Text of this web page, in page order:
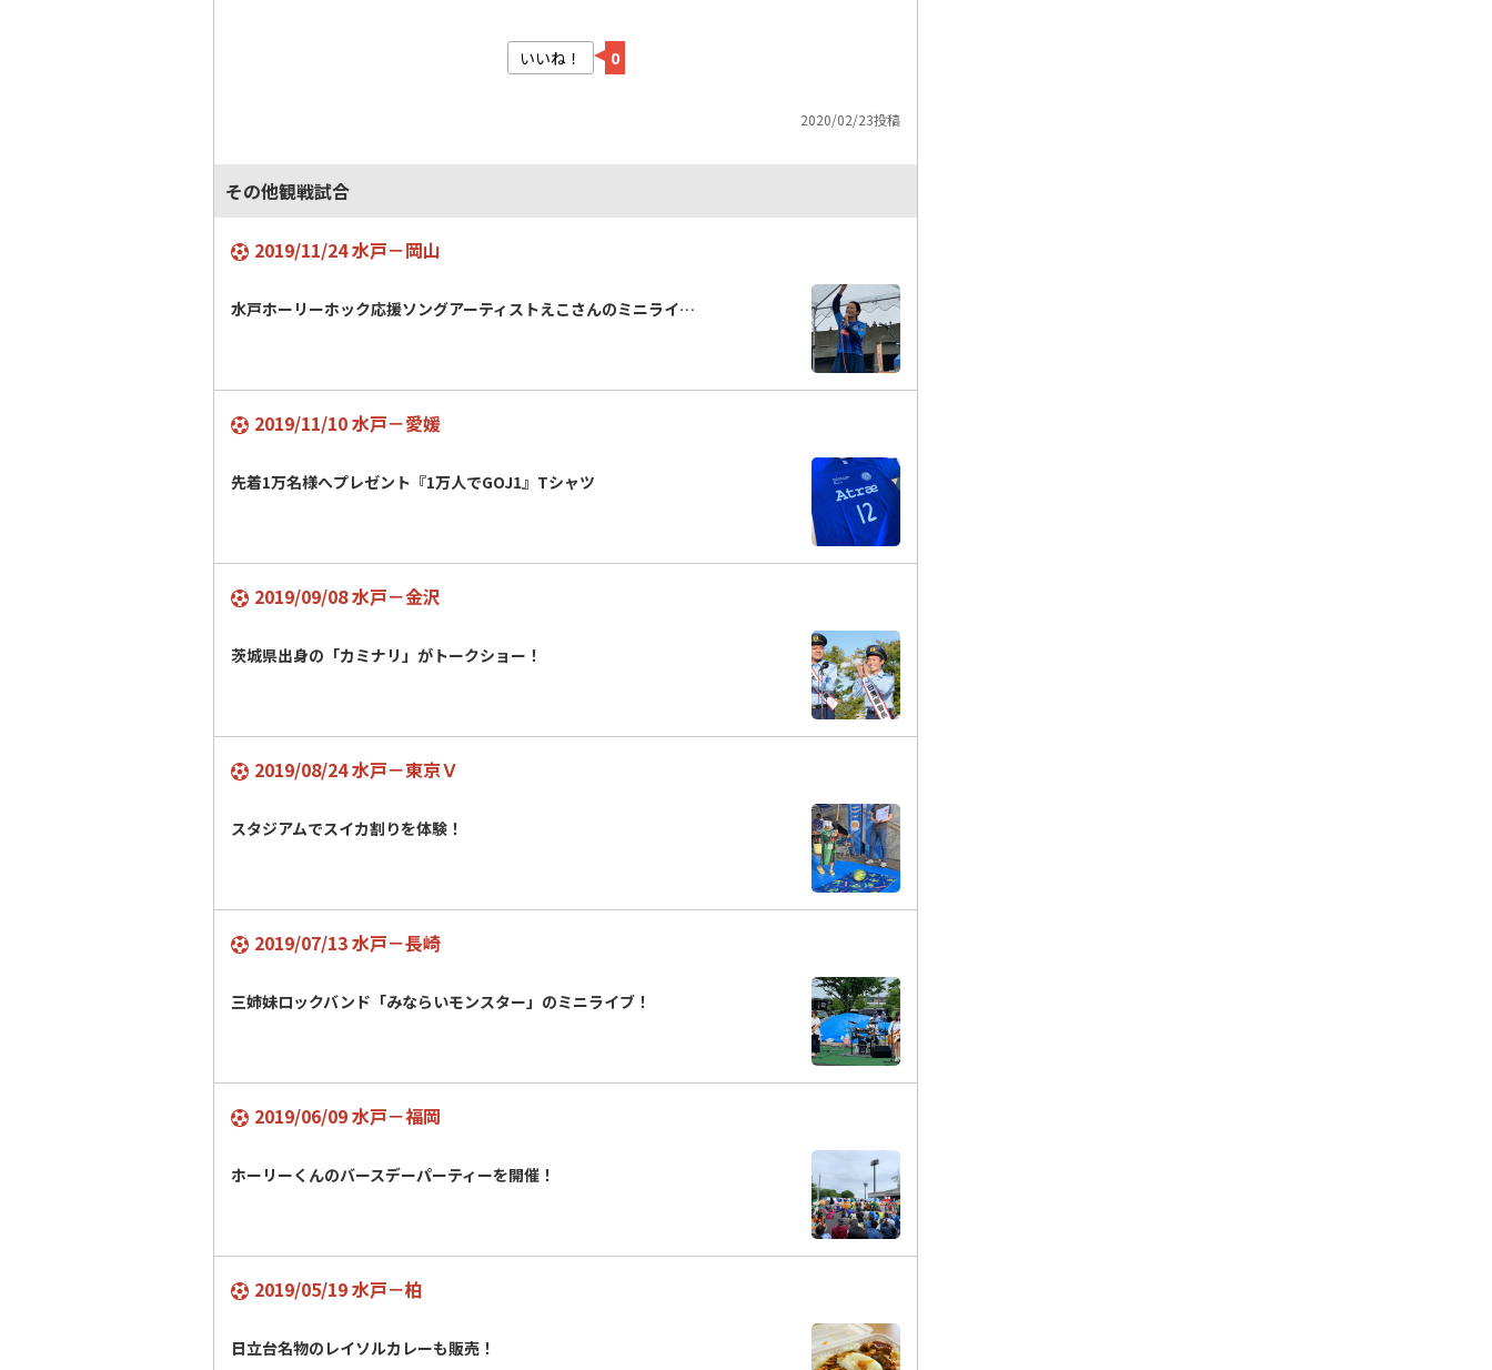
いいね！ 0
2020/02/23投稿
その他観戦試合
2019/11/24 水戸－岡山
水戸ホーリーホック応援ソングアーティストえこさんのミニライ…
2019/11/10 水戸－愛媛
先着1万名様へプレゼント『1万人でGOJ1』Tシャツ
2019/09/08 水戸－金沢
茨城県出身の「カミナリ」がトークショー！
2019/08/24 水戸－東京Ｖ
スタジアムでスイカ割りを体験！
2019/07/13 水戸－長崎
三姉妹ロックバンド「みならいモンスター」のミニライブ！
2019/06/09 水戸－福岡
ホーリーくんのバースデーパーティーを開催！
2019/05/19 水戸－柏
日立台名物のレイソルカレーも販売！